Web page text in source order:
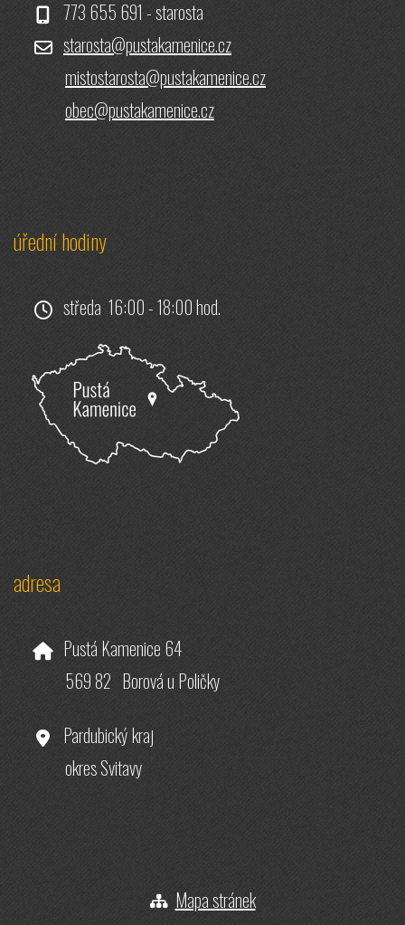
773 655 691 - starosta
starosta@pustakamenice.cz
mistostarosta@pustakamenice.cz
obec@pustakamenice.cz
úřední hodiny
středa 16:00 - 18:00 hod.
adresa
Pustá Kamenice 64
569 82 Borová u Poličky
Pardubický kraj
okres Svitavy
Mapa stránek